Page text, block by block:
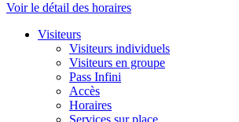
Voir le détail des horaires
Visiteurs
Visiteurs individuels
Visiteurs en groupe
Pass Infini
Accès
Horaires